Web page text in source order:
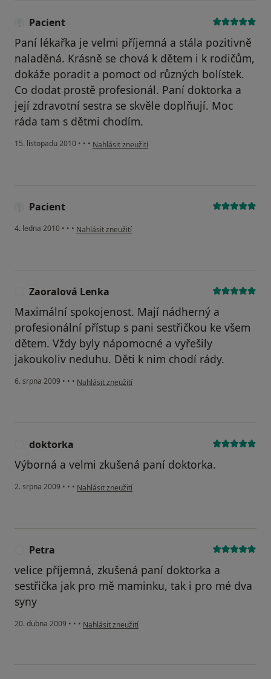
Pacient
Paní lékařka je velmi příjemná a stála pozitivně
naladěná. Krásně se chová k dětem i k rodičům,
dokáže poradit a pomoct od různých bolístek.
Co dodat prostě profesionál. Paní doktorka a
její zdravotní sestra se skvěle doplňují. Moc
ráda tam s dětmi chodím.
15. listopadu 2010 • • • podle názoru uživatele Pacient
Nahlásit zneužití
Pacient
4. ledna 2010 • • • podle názoru uživatele Pacient
Nahlásit zneužití
Zaoralová Lenka
Maximální spokojenost. Mají nádherný a
profesionální přístup s pani sestřičkou ke všem
dětem. Vždy byly nápomocné a vyřešily
jakoukoliv neduhu. Děti k nim chodí rády.
6. srpna 2009 • • • podle názoru uživatele Zaoralová Lenka
Nahlásit zneužití
doktorka
Výborná a velmi zkušená paní doktorka.
2. srpna 2009 • • • podle názoru uživatele doktorka
Nahlásit zneužití
Petra
velice příjemná, zkušená paní doktorka a
sestřička jak pro mě maminku, tak i pro mé dva
syny
20. dubna 2009 • • • podle názoru uživatele Petra
Nahlásit zneužití